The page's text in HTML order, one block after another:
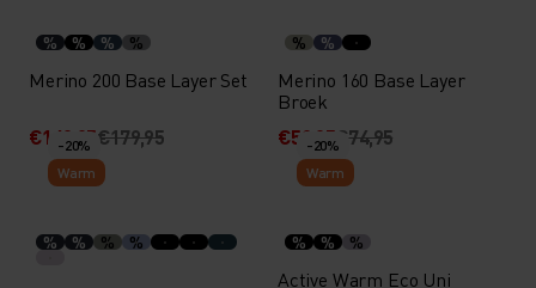
% % % %
Merino 200 Base Layer Set
€143,95€179,95
% %
Merino 160 Base Layer
Broek
€59,95€74,95
-20%
Warm
% % % %
-20%
Warm
% % %
Active Warm Eco Uni